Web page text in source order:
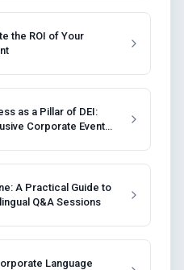
the ROI of Your
as a Pillar of DEI:
Corporate Event
A Practical Guide to
Q&A Sessions
Language